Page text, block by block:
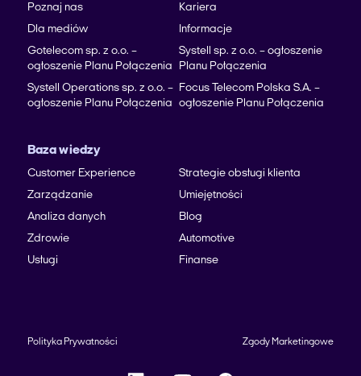
Poznaj nas
Kariera
Dla mediów
Informacje
Gotelecom sp. z o.o. –
ogłoszenie Planu Połączenia
Systell sp. z o.o. – ogłoszenie
Planu Połączenia
Systell Operations sp. z o.o. –
ogłoszenie Planu Połączenia
Focus Telecom Polska S.A. –
ogłoszenie Planu Połączenia
Baza wiedzy
Customer Experience
Strategie obsługi klienta
Zarządzanie
Umiejętności
Analiza danych
Blog
Zdrowie
Automotive
Usługi
Finanse
Polityka Prywatności Zgody Marketingowe